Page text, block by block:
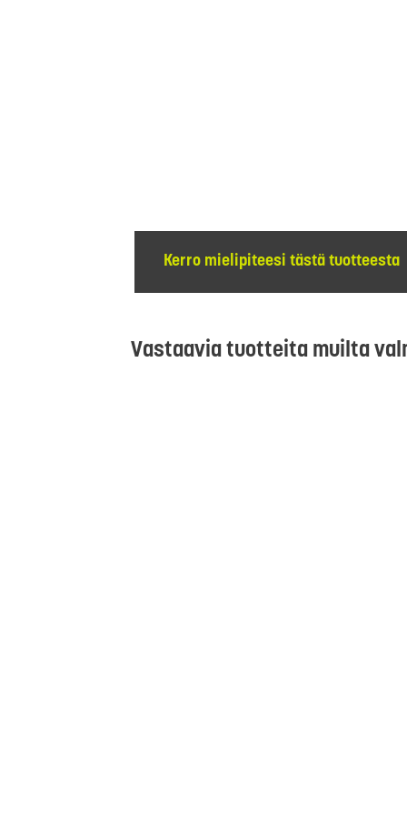
Kerro mielipiteesi tästä tuotteesta
Vastaavia tuotteita muilta